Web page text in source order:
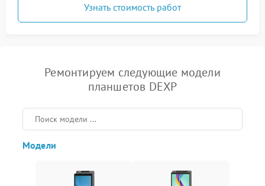
Узнать стоимость работ
Ремонтируем следующие модели
планшетов DEXP
Модели